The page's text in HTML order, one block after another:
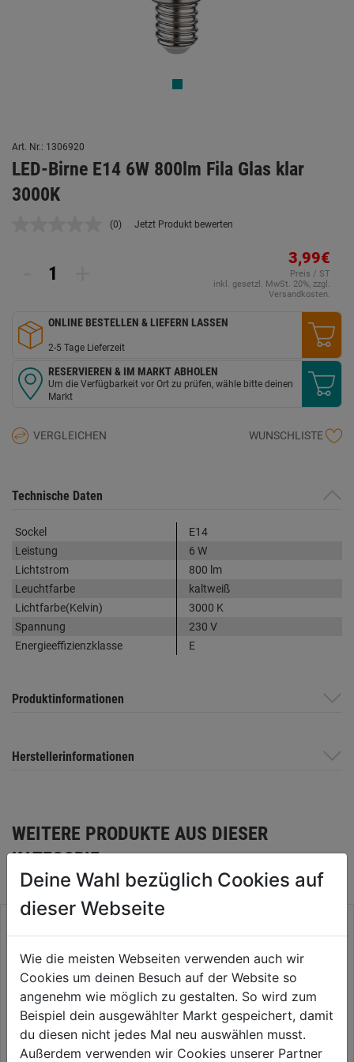
Art. Nr.: 1306920
LED-Birne E14 6W 800lm Fila Glas klar
3000K
Kein
(0) Jetzt Produkt bewerten
3,99€
Preis / ST
inkl. gesetzl. MwSt. 20%, zzgl.
Versandkosten.
ONLINE BESTELLEN & LIEFERN LASSEN
2-5 Tage Lieferzeit
RESERVIEREN & IM MARKT ABHOLEN
Um die Verfügbarkeit vor Ort zu prüfen, wähle bitte deinen
Markt
VERGLEICHEN WUNSCHLISTE
Technische Daten
Sockel
E14
Leistung
6 W
Lichtstrom
800 lm
Leuchtfarbe
kaltweiß
Lichtfarbe(Kelvin)
3000 K
Spannung
230 V
Energieeffizienzklasse
E
Produktinformationen
Herstellerinformationen
WEITERE PRODUKTE AUS DIESER
KATEGORIE
Deine Wahl bezüglich Cookies auf
dieser Webseite
Wie die meisten Webseiten verwenden auch wir
Cookies um deinen Besuch auf der Website so
angenehm wie möglich zu gestalten. So wird zum
Beispiel dein ausgewählter Markt gespeichert, damit
du diesen nicht jedes Mal neu auswählen musst.
Außerdem verwenden wir Cookies unserer Partner